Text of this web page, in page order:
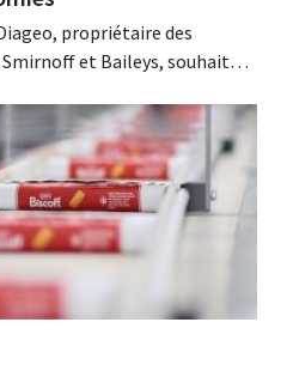
propriétaire des
et Baileys, souhaite,
tout en investissant dans la
Guinness et les cocktails